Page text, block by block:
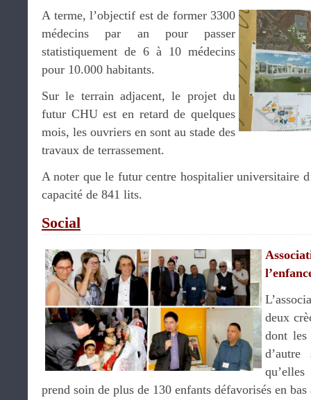
A terme, l’objectif est de former 3300
médecins par an pour passer
statistiquement de 6 à 10 médecins
pour 10.000 habitants.
Sur le terrain adjacent, le projet du
futur CHU est en retard de quelques
mois, les ouvriers en sont au stade des
travaux de terrassement.
A noter que le futur centre hospitalier universitaire
capacité de 841 lits.
Social
deux
dont les
prend soin de plus de 130 enfants défavorisés en bas